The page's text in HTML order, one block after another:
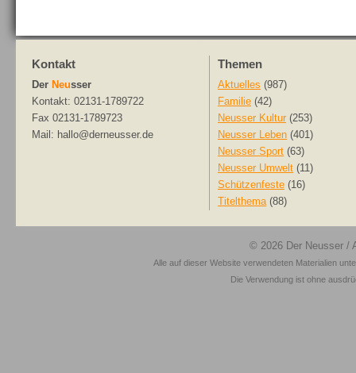
Kontakt
Der Neusser
Kontakt: 02131-1789722
Fax 02131-1789723
Mail: hallo@derneusser.de
Themen
Aktuelles (987)
Familie (42)
Neusser Kultur (253)
Neusser Leben (401)
Neusser Sport (63)
Neusser Umwelt (11)
Schützenfeste (16)
Titelthema(88)
© 2026 Der Neusser /
Alle auf dieser Website verwendeten Materialien
Die Verwendung ist ohne